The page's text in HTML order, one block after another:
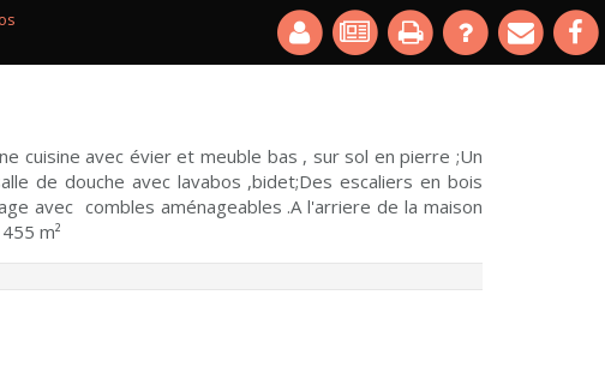
cuisine avec évier et meuble bas , sur sol en pierre ;Un
de douche avec lavabos ,bidet;Des escaliers en bois
avec combles aménageables .A l'arriere de la maison
m²